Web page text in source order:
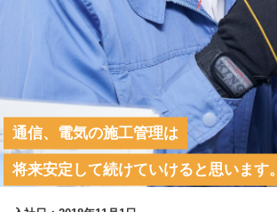
通信、電気の施工管理は
将来安定して続けていけると思います。